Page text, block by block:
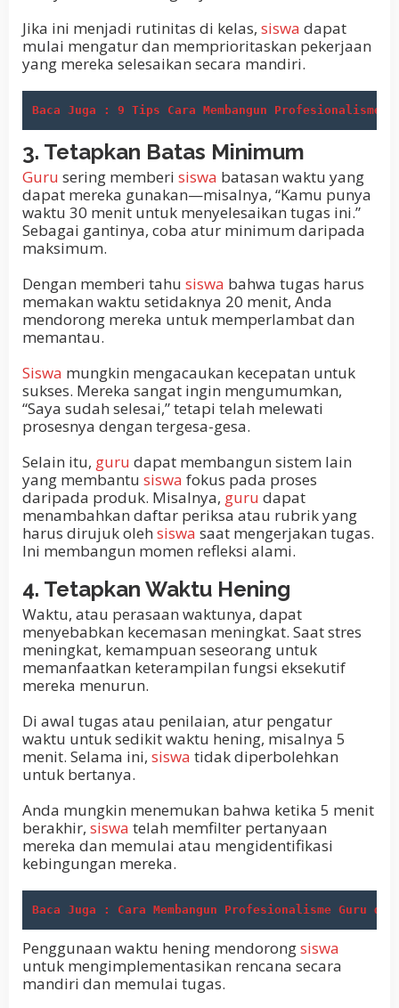
Jika ini menjadi rutinitas di kelas, siswa dapat
mulai mengatur dan memprioritaskan pekerjaan
yang mereka selesaikan secara mandiri.
Baca Juga : 9 Tips Cara Membangun Profesionalisme
3. Tetapkan Batas Minimum
Guru sering memberi siswa batasan waktu yang
dapat mereka gunakan—misalnya, “Kamu punya
waktu 30 menit untuk menyelesaikan tugas ini.”
Sebagai gantinya, coba atur minimum daripada
maksimum.
Dengan memberi tahu siswa bahwa tugas harus
memakan waktu setidaknya 20 menit, Anda
mendorong mereka untuk memperlambat dan
memantau.
Siswa mungkin mengacaukan kecepatan untuk
sukses. Mereka sangat ingin mengumumkan,
“Saya sudah selesai,” tetapi telah melewati
prosesnya dengan tergesa-gesa.
Selain itu, guru dapat membangun sistem lain
yang membantu siswa fokus pada proses
daripada produk. Misalnya, guru dapat
menambahkan daftar periksa atau rubrik yang
harus dirujuk oleh siswa saat mengerjakan tugas.
Ini membangun momen refleksi alami.
4. Tetapkan Waktu Hening
Waktu, atau perasaan waktunya, dapat
menyebabkan kecemasan meningkat. Saat stres
meningkat, kemampuan seseorang untuk
memanfaatkan keterampilan fungsi eksekutif
mereka menurun.
Di awal tugas atau penilaian, atur pengatur
waktu untuk sedikit waktu hening, misalnya 5
menit. Selama ini, siswa tidak diperbolehkan
untuk bertanya.
Anda mungkin menemukan bahwa ketika 5 menit
berakhir, siswa telah memfilter pertanyaan
mereka dan memulai atau mengidentifikasi
kebingungan mereka.
Baca Juga : Cara Membangun Profesionalisme Guru di
Penggunaan waktu hening mendorongsiswa
untuk mengimplementasikan rencana secara
mandiri dan memulai tugas.